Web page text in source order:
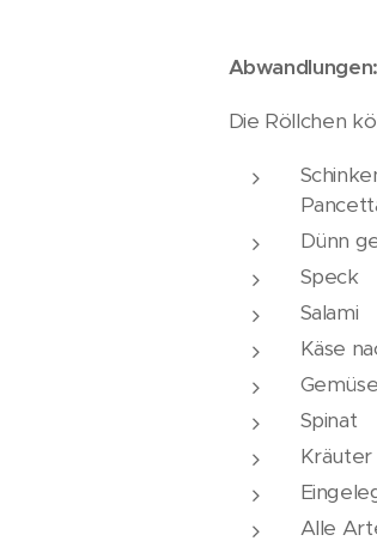
Abwandlungen:
Die Röllchen
Dünn
Speck
Salami
Käse
Spinat
Kräuter
Alle